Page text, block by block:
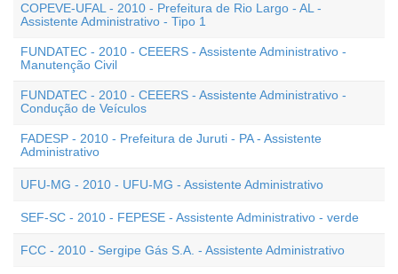
COPEVE-UFAL - 2010 - Prefeitura de Rio Largo - AL -
Assistente Administrativo - Tipo 1
FUNDATEC - 2010 - CEEERS - Assistente Administrativo -
Manutenção Civil
FUNDATEC - 2010 - CEEERS - Assistente Administrativo -
Condução de Veículos
FADESP - 2010 - Prefeitura de Juruti - PA - Assistente
Administrativo
UFU-MG - 2010 - UFU-MG - Assistente Administrativo
SEF-SC - 2010 - FEPESE - Assistente Administrativo - verde
FCC - 2010 - Sergipe Gás S.A. - Assistente Administrativo